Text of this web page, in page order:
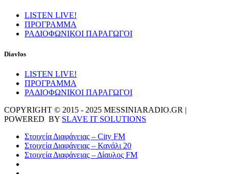
LISTEN LIVE!
ΠΡΟΓΡΑΜΜΑ
ΡΑΔΙΟΦΩΝΙΚΟΙ ΠΑΡΑΓΩΓΟΙ
Diavlos
LISTEN LIVE!
ΠΡΟΓΡΑΜΜΑ
ΡΑΔΙΟΦΩΝΙΚΟΙ ΠΑΡΑΓΩΓΟΙ
COPYRIGHT © 2015 - 2025 MESSINIARADIO.GR |
POWERED BY SLAVE IT SOLUTIONS
Στοιχεία Διαφάνειας – City FM
Στοιχεία Διαφάνειας – Κανάλι 20
Στοιχεία Διαφάνειας – Δίαυλος FM